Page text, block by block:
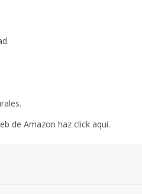
de Amazon haz click aquí.